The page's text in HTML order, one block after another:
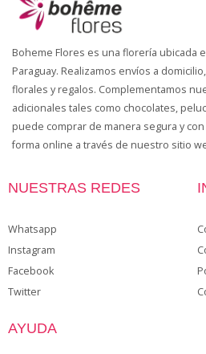
Boheme Flores es una florería ubicada
Paraguay. Realizamos envíos a
florales y regalos. Complementamos
adicionales tales como chocolates,
puede comprar de manera segura y
forma online a través de nuestro sitio
NUESTRAS REDES
Whatsapp
Instagram
Facebook
Twitter
AYUDA